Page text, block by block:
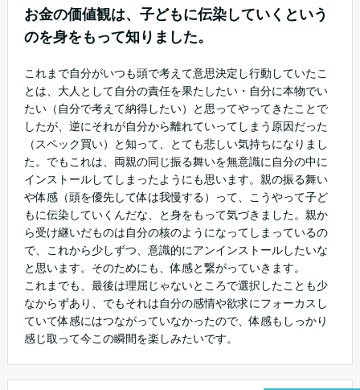
お金の価値観は、子どもに伝染していくという
のを身をもって知りました。
これまで自分がいつも頭で考えて意思決定し行動していたこ
とは、大人として自分の責任を果たしたい・自分に本物でい
たい（自分で考えて納得したい）と思ってやってきたことで
したが、逆にそれが自分から離れていってしまう原因だった
（スペック買い）と知って、とても悲しい気持ちになりまし
た。でもこれは、両親の同じ振る舞いを無意識に自分の中に
インストールしてしまったようにも思います。親の振る舞い
や体感（頭を優先して体は我慢する）って、こうやって子ど
もに伝染していくんだな、と身をもって気づきました。親か
ら受け継いだものは自分の核のようになってしまっているの
で、これから少しずつ、意識的にアンインストールしたいな
と思います。そのためにも、体感と繋がっていきます。
これまでも、最後は理屈じゃないところで選択したことも少
なからずあり、でもそれは自分の感情や欲求にフォーカスし
ていて体感にはつながっていなかったので、体感もしっかり
感じ取って今この瞬間を楽しみたいです。